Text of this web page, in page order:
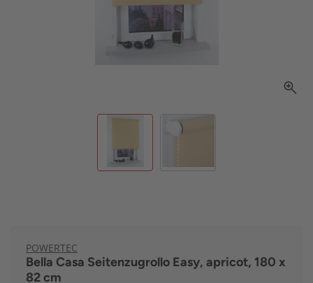
POWERTEC
Bella Casa Seitenzugrollo Easy, apricot, 180 x
82 cm